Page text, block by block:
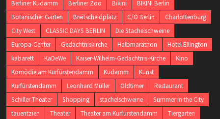
Berliner Kudamm
Berliner Zoo Bikini
BIKINI Berlin
Botanischer Garten
Breitscheidplatz C/O Berlin
Charlottenburg
City West
CLASSIC DAYS BERLIN
Die Stachelschweine
Europa-Center
Gedächtniskirche Halbmarathon
Hotel Ellington
kabarett
KaDeWe Kaiser-Wilhelm-Gedächtnis-Kirche
Kino
Komödie am Kurfürstendamm
Kudamm
Kunst
Kurfürstendamm
Leonhard Müller Oldtimer
Restaurant
Schiller-Theater
Shopping stachelschweine
Summer in the City
tauentzien
Theater Theater am Kurfürstendamm Tiergarten